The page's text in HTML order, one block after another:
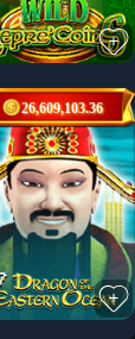
26,609,103.36